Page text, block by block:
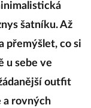
šatníku. Až
přemýšlet, co si
u sebe ve
outfit
a rovných